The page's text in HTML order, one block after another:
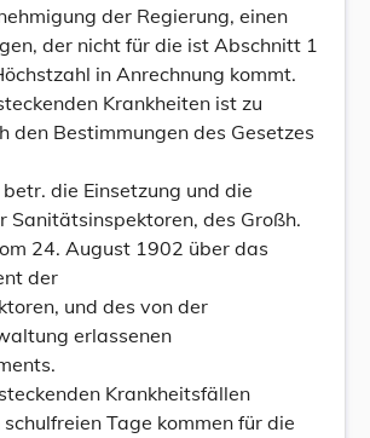
der Regierung, einen
der nicht für die ist Abschnitt 1
in Anrechnung kommt.
Krankheiten ist zu
den Bestimmungen des Gesetzes
die Einsetzung und die
Sanitätsinspektoren, des Großh.
24. August 1902 über das
der
und des von der
erlassenen
Krankheitsfällen
Tage kommen für die